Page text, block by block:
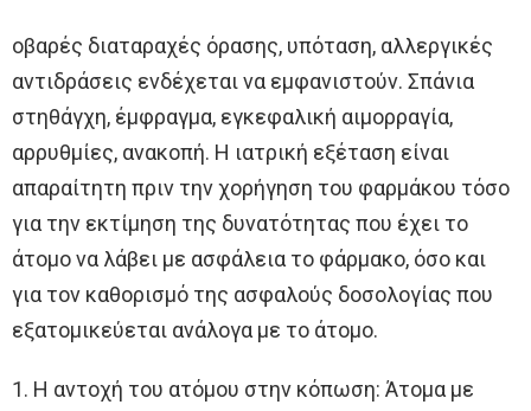
οβαρές διαταραχές όρασης, υπόταση, αλλεργικές
αντιδράσεις ενδέχεται να εμφανιστούν. Σπάνια
στηθάγχη, έμφραγμα, εγκεφαλική αιμορραγία,
αρρυθμίες, ανακοπή. Η ιατρική εξέταση είναι
απαραίτητη πριν την χορήγηση του φαρμάκου τόσο
για την εκτίμηση της δυνατότητας που έχει το
άτομο να λάβει με ασφάλεια το φάρμακο, όσο και
για τον καθορισμό της ασφαλούς δοσολογίας που
εξατομικεύεται ανάλογα με το άτομο.
1. Η αντοχή του ατόμου στην κόπωση: Άτομα με